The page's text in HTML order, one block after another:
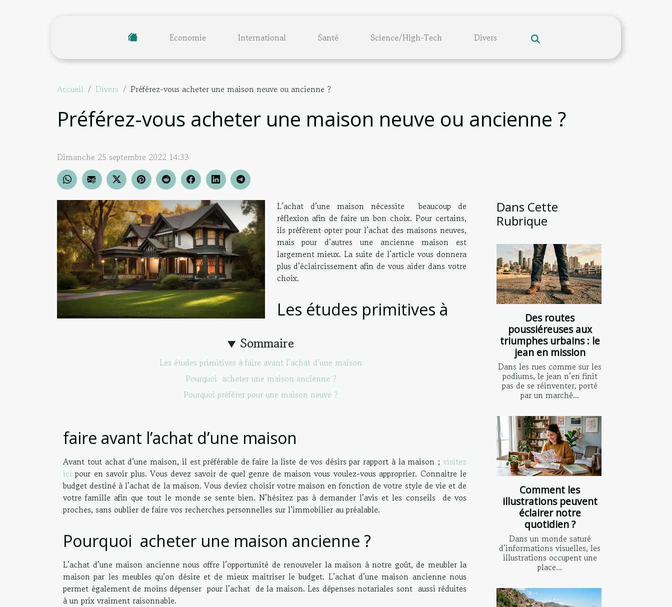
Economie International Santé Science/High-Tech Divers
Accueil Divers Préférez-vous acheter une maison neuve ou ancienne ?
Préférez-vous acheter une maison neuve ou ancienne ?
Dimanche 25 septembre 2022 14:33
Sommaire
Les études primitives à faire avant l’achat d’une maison
Pourquoi acheter une maison ancienne ?
Pourquoi préférer pour une maison neuve ?
L’achat d’une maison nécessite beaucoup de
réflexion afin de faire un bon choix. Pour certains,
ils préfèrent opter pour l’achat des maisons neuves,
mais pour d’autres une ancienne maison est
largement mieux. La suite de l’article vous donnera
plus d’éclaircissement afin de vous aider dans votre
choix.
Les études primitives à
faire avant l’achat d’une maison
Avant tout achat d’une maison, il est préférable de faire la liste de vos désirs par rapport à la maison ; visitez
ici pour en savoir plus. Vous devez savoir de quel genre de maison vous voulez-vous approprier. Connaitre le
budget destiné à l’achat de la maison. Vous deviez choisir votre maison en fonction de votre style de vie et de
votre famille afin que tout le monde se sente bien. N’hésitez pas à demander l’avis et les conseils de vos
proches, sans oublier de faire vos recherches personnelles sur l’immobilier au préalable.
Pourquoi acheter une maison ancienne ?
L’achat d’une maison ancienne nous offre l’opportunité de renouveler la maison à notre goût, de meubler la
maison par les meubles qu’on désire et de mieux maitriser le budget. L’achat d’une maison ancienne nous
permet également de moins dépenser pour l’achat de la maison. Les dépenses notariales sont aussi réduites
à un prix vraiment raisonnable.
Dans Cette
Rubrique
Des routes
poussiéreuses aux
triumphes urbains : le
jean en mission
Dans les rues comme sur les
podiums, le jean n’en finit
pas de se réinventer, porté
par un marché...
Comment les
illustrations peuvent
éclairer notre
quotidien ?
Dans un monde saturé
d’informations visuelles, les
illustrations occupent une
place...